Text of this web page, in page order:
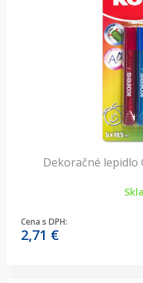
Dekoračné lepidlo
Cena s DPH:
2,71 €